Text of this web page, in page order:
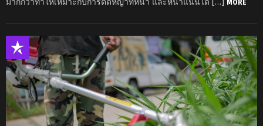
มากกว่าทำให้เหมาะกับการตัดหญ้าที่หนา และหนาแน่นได้ […]
MORE